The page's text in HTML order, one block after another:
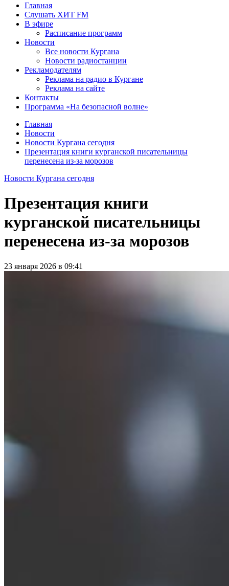
Главная
Слушать ХИТ FM
В эфире
Расписание программ
Новости
Все новости Кургана
Новости радиостанции
Рекламодателям
Реклама на радио в Кургане
Реклама на сайте
Контакты
Программа «На безопасной волне»
Главная
Новости
Новости Кургана сегодня
Презентация книги курганской писательницы
перенесена из-за морозов
Новости Кургана сегодня
Презентация книги
курганской писательницы
перенесена из-за морозов
23 января 2026 в 09:41